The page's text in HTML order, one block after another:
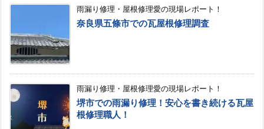
雨漏り修理・屋根修理愛の現場レポート！
奈良県五條市での瓦屋根修理調査
雨漏り修理・屋根修理愛の現場レポート！
堺市での雨漏り修理！安心を書き続ける瓦屋
根修理職人！